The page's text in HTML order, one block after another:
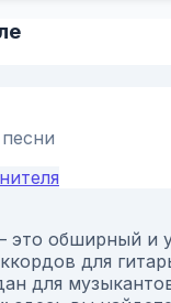
это обширный и
для
для